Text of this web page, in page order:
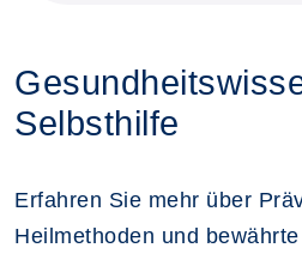
Selbsthilfe
Erfahren Sie mehr über
Heilmethoden und